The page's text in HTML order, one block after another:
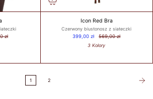
zł
Icon Red Bra
Czerwony biustonosz z siateczki
399,00 zł
569,00 zł
3 Kolory
1 2